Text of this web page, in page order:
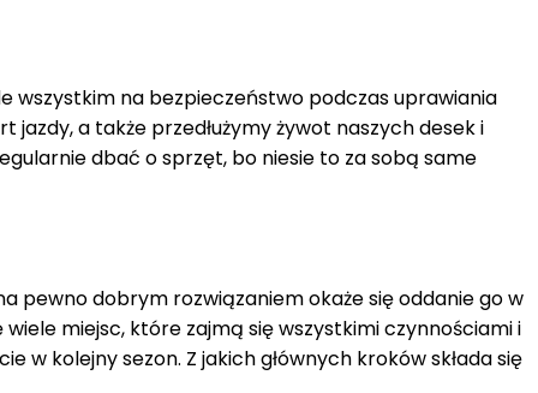
wszystkim na bezpieczeństwo podczas uprawiania
a także przedłużymy żywot naszych desek i
dbać o sprzęt, bo niesie to za sobą same
pewno dobrym rozwiązaniem okaże się oddanie go w
miejsc, które zajmą się wszystkimi czynnościami i
w kolejny sezon. Z jakich głównych kroków składa się